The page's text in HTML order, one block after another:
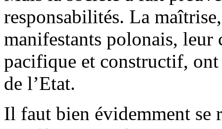
responsabilités. La
manifestants polonais,
pacifique et constructif,
de l’Etat.
Il faut bien évidemment se